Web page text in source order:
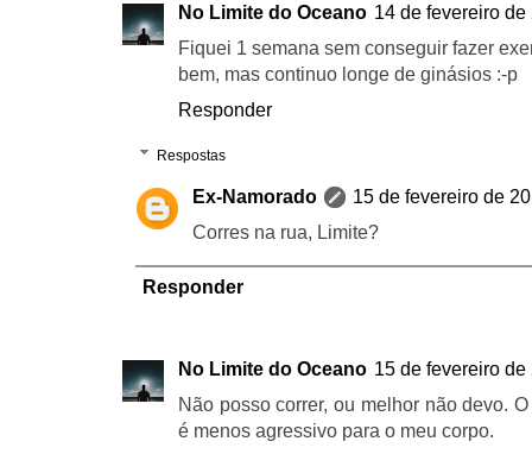
No Limite do Oceano 14 de fevereiro
Fiquei 1 semana sem conseguir fazer
bem, mas continuo longe de ginásios :-p
Responder
Respostas
Ex-Namorado
15 de fevereiro de
Corres na rua, Limite?
Responder
No Limite do Oceano 15 de fevereiro
Não posso correr, ou melhor não devo.
é menos agressivo para o meu corpo.